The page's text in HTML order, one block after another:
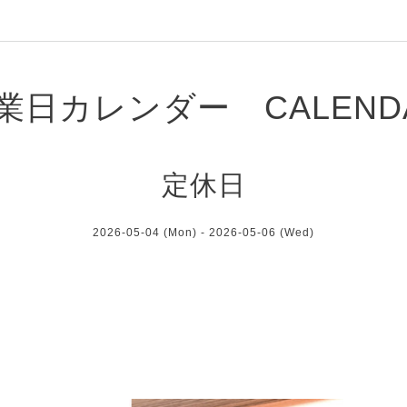
日カレンダー
定休日
2026-05-04 (Mon) - 2026-05-06 (Wed)